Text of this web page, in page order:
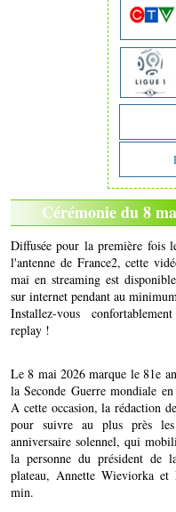
Cérémonie du 8
Diffusée pour la première fois
l'antenne de France2, cette
mai en streaming est
sur internet pendant au
Installez-vous
replay !
Le 8 mai 2026 marque le 81e
la Seconde Guerre mondiale
A cette occasion, la rédaction
pour suivre au plus près
anniversaire solennel, qui
la personne du président de
plateau, Annette Wieviorka
min.